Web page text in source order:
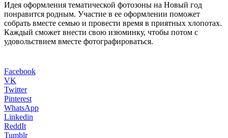
Идея оформления тематической фотозоны на Новый год
понравится родным. Участие в ее оформлении поможет
собрать вместе семью и провести время в приятных хлопотах.
Каждый сможет внести свою изюминку, чтобы потом с
удовольствием вместе фотографироваться.
Facebook
VK
Twitter
Pinterest
WhatsApp
Linkedin
ReddIt
Tumblr